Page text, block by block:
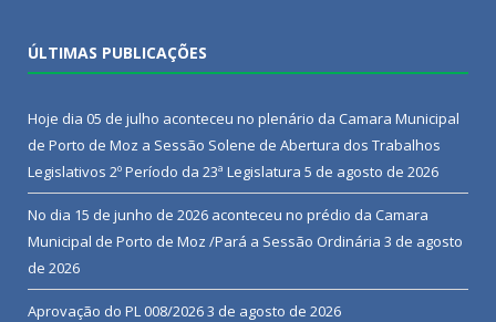
ÚLTIMAS PUBLICAÇÕES
Hoje dia 05 de julho aconteceu no plenário da Camara Municipal
de Porto de Moz a Sessão Solene de Abertura dos Trabalhos
Legislativos 2º Período da 23ª Legislatura 5 de agosto de 2026
No dia 15 de junho de 2026 aconteceu no prédio da Camara
Municipal de Porto de Moz /Pará a Sessão Ordinária 3 de agosto
de 2026
Aprovação do PL 008/20263 de agosto de 2026